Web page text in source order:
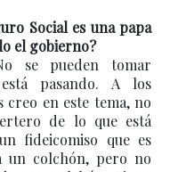
Social es una papa
el gobierno?
se pueden tomar
pasando. A los
creo en este tema, no
de lo que está
fideicomiso que es
un colchón, pero no